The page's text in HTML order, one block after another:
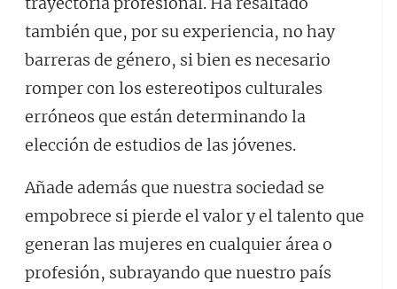
también que, por su experiencia, no hay
barreras de género, si bien es necesario
romper con los estereotipos culturales
erróneos que están determinando la
elección de estudios de las jóvenes.
Añade además que nuestra sociedad se
empobrece si pierde el valor y el talento que
generan las mujeres en cualquier área o
profesión, subrayando que nuestro país